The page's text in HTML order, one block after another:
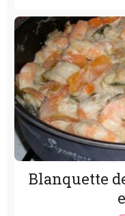
Blanquette